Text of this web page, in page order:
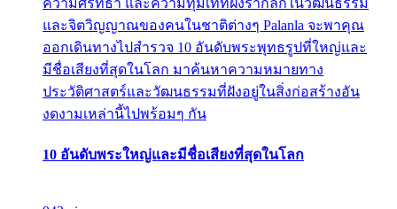
ความศรัทธา และความทุ่มเทที่ฝังรากลึกในวัฒนธรรม
และจิตวิญญาณของคนในชาติต่างๆ Palanla จะพาคุณ
ออกเดินทางไปสำรวจ 10 อันดับพระพุทธรูปที่ใหญ่และ
มีชื่อเสียงที่สุดในโลก มาค้นหาความหมายทาง
ประวัติศาสตร์และวัฒนธรรมที่ฝังอยู่ในสิ่งก่อสร้างอัน
งดงามเหล่านี้ไปพร้อมๆ กัน
10 อันดับพระใหญ่และมีชื่อเสียงที่สุดในโลก